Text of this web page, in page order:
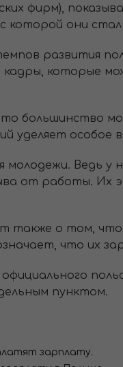
фирм),
которой они
развития
которые
большинство
уделяет особое
молодежи. Ведь
от работы. Их
также о том,
что их
пунктом.
зарплату.